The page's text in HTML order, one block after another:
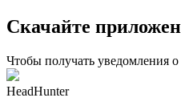
Скачайте
Чтобы получать уведомления
HeadHunter